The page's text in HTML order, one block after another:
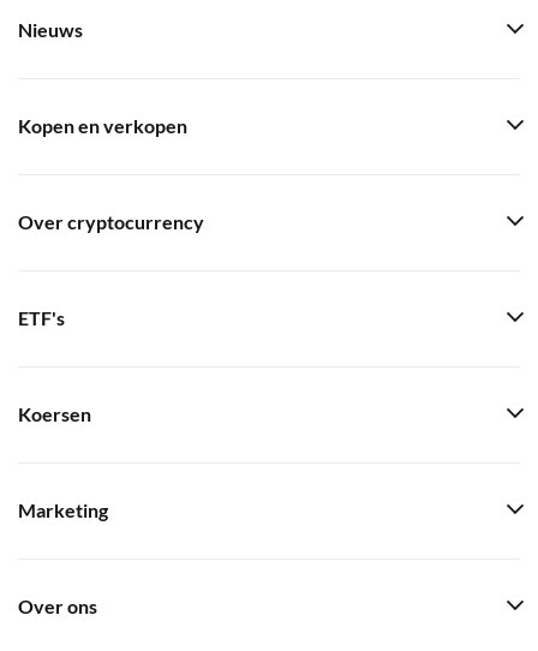
Nieuws
Kopen en verkopen
Over cryptocurrency
ETF's
Koersen
Marketing
Over ons